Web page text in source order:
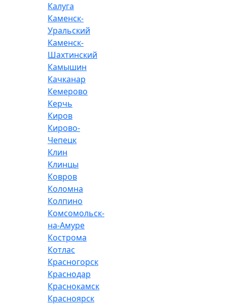
Калуга
Каменск-
Уральский
Каменск-
Шахтинский
Камышин
Качканар
Кемерово
Керчь
Киров
Кирово-
Чепецк
Клин
Клинцы
Ковров
Коломна
Колпино
Комсомольск-
на-Амуре
Кострома
Котлас
Красногорск
Краснодар
Краснокамск
Красноярск